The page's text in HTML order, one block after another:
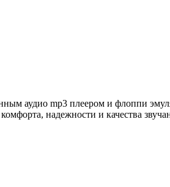
аудио mp3 плеером и флоппи
надежности и качества